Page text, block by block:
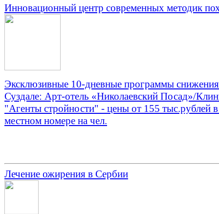
Инновационный центр современных методик
Эксклюзивные 10-дневные программы снижения
Суздале: Арт-отель «Николаевский Посад»/
"Агенты стройности" - цены от 155 тыс.рублей
местном номере на чел.
Лечение ожирения в Сербии